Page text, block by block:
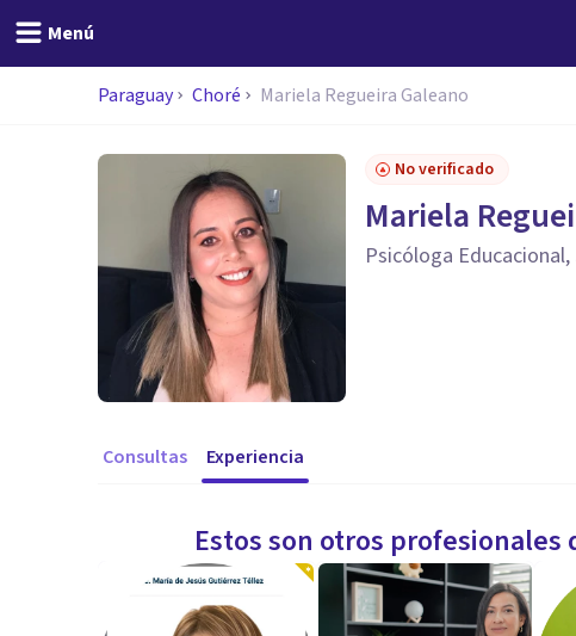
Menú
Paraguay Choré Mariela Regueira Galeano
No verificado
Mariela
Psicóloga
Consultas Experiencia
Estos son otros